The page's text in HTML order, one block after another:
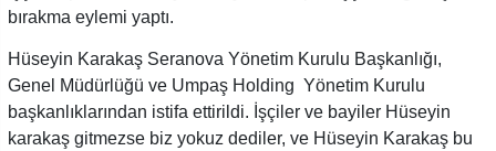
bırakma eylemi yaptı.
Hüseyin Karakaş Seranova Yönetim Kurulu Başkanlığı,
Genel Müdürlüğü ve Umpaş Holding Yönetim Kurulu
başkanlıklarından istifa ettirildi. İşçiler ve bayiler Hüseyin
karakaş gitmezse biz yokuz dediler, ve Hüseyin Karakaş bu